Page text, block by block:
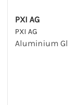
PXI AG
PXI AG
Aluminium